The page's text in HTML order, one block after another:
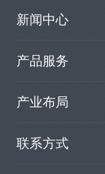
新闻中心
产品服务
产业布局
联系方式